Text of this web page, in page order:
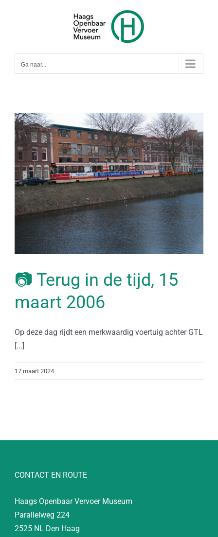
Ga naar...
📷 Terug in de tijd, 15
maart 2006
Op deze dag rijdt een merkwaardig voertuig achter GTL
[...]
17 maart 2024
CONTACT EN ROUTE
Haags Openbaar Vervoer Museum
Parallelweg 224
2525 NL Den Haag